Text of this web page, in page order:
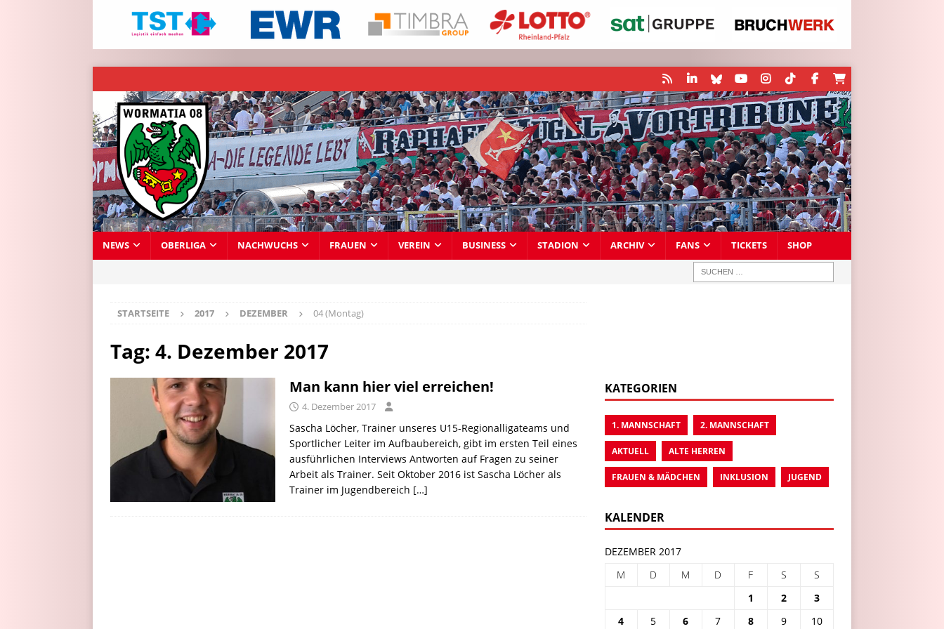
NEWS OBERLIGA NACHWUCHS FRAUEN VEREIN BUSINESS STADION ARCHIV FANS TICKETS SHOP
STARTSEITE 2017 DEZEMBER 04 (Montag)
Tag: 4. Dezember 2017
Man kann hier viel erreichen!
4. Dezember 2017
Sascha Löcher, Trainer unseres U15-Regionalligateams und
Sportlicher Leiter im Aufbaubereich, gibt im ersten Teil eines
ausführlichen Interviews Antworten auf Fragen zu seiner
Arbeit als Trainer. Seit Oktober 2016 ist Sascha Löcher als
Trainer im Jugendbereich […]
KATEGORIEN
1. MANNSCHAFT 2. MANNSCHAFT
AKTUELL ALTE HERREN
FRAUEN & MÄDCHEN INKLUSION JUGEND
KALENDER
DEZEMBER 2017
M
D M D F S
S
1
2
3
4
5 6 7 8 9 10